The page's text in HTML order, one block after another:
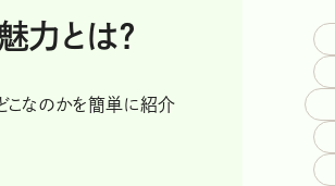
力とは？
こなのかを簡単に紹介